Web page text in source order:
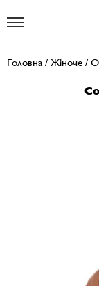
Головна / Жіноче /